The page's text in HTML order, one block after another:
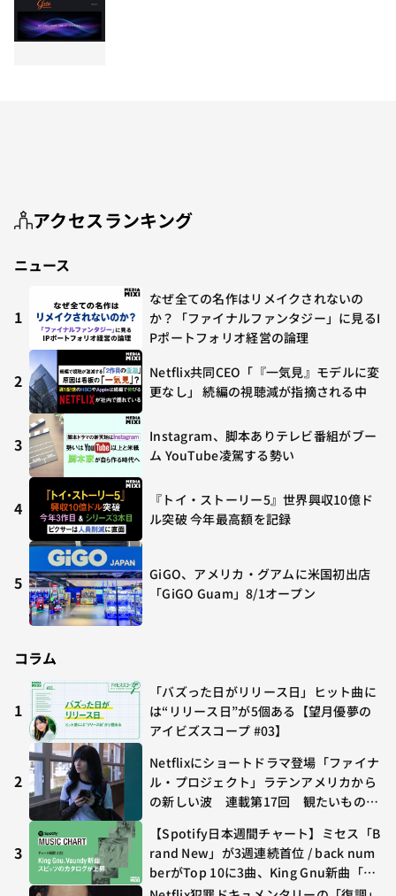
アクセスランキング
ニュース
1
なぜ全ての名作はリメイクされないの
か？「ファイナルファンタジー」に見るI
Pポートフォリオ経営の論理
2
Netflix共同CEO「『一気見』モデルに変
更なし」 続編の視聴減が指摘される中
3
Instagram、脚本ありテレビ番組がブー
ム YouTube凌駕する勢い
4
『トイ・ストーリー5』世界興収10億ド
ル突破 今年最高額を記録
5
GiGO、アメリカ・グアムに米国初出店
「GiGO Guam」8/1オープン
コラム
1
「バズった日がリリース日」ヒット曲に
は“リリース日”が5個ある【望月優夢の
アイビズスコープ #03】
2
Netflixにショートドラマ登場「ファイナ
ル・プロジェクト」ラテンアメリカから
の新しい波 連載第17回 観たいものが
3
【Spotify日本週間チャート】ミセス「B
rand New」が3週連続首位 / back num
berがTop 10に3曲、King Gnu新曲「G
O GHOST」が初登場〜集計期間：2026